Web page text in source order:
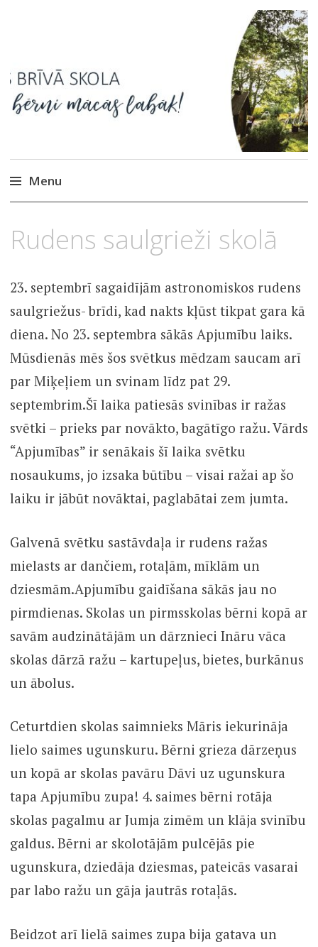
Ikšķiles Brīvā skola
Menu
to
content
SEPTEMBRIS,
2022
Rudens saulgrieži skolā
23. septembrī sagaidījām astronomiskos rudens
saulgriežus- brīdi, kad nakts kļūst tikpat gara kā
diena. No 23. septembra sākās Apjumību laiks.
Mūsdienās mēs šos svētkus mēdzam saucam arī
par Miķeļiem un svinam līdz pat 29.
septembrim.Šī laika patiesās svinības ir ražas
svētki – prieks par novākto, bagātīgo ražu. Vārds
“Apjumības” ir senākais šī laika svētku
nosaukums, jo izsaka būtību – visai ražai ap šo
laiku ir jābūt novāktai, paglabātai zem jumta.
Galvenā svētku sastāvdaļa ir rudens ražas
mielasts ar dančiem, rotaļām, mīklām un
dziesmām.Apjumību gaidīšana sākās jau no
pirmdienas. Skolas un pirmsskolas bērni kopā ar
savām audzinātājām un dārznieci Ināru vāca
skolas dārzā ražu – kartupeļus, bietes, burkānus
un ābolus.
Ceturtdien skolas saimnieks Māris iekurināja
lielo saimes ugunskuru. Bērni grieza dārzeņus
un kopā ar skolas pavāru Dāvi uz ugunskura
tapa Apjumību zupa! 4. saimes bērni rotāja
skolas pagalmu ar Jumja zimēm un klāja svinību
galdus. Bērni ar skolotājām pulcējās pie
ugunskura, dziedāja dziesmas, pateicās vasarai
par labo ražu un gāja jautrās rotaļās.
Beidzot arī lielā saimes zupa bija gatava un